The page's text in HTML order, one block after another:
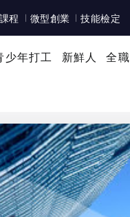
程 微型創業 技能檢定
少年打工 新鮮人 全職